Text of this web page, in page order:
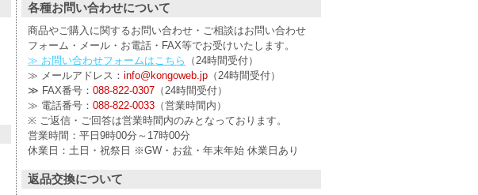
各種お問い合わせについて
商品やご購入に関するお問い合わせ・ご相談はお問い合わせ
フォーム・メール・お電話・FAX等でお受けいたします。
≫ お問い合わせフォームはこちら
（24時間受付）
≫ メールアドレス： info@kongoweb.jp （24時間受付）
≫ FAX番号： 088-822-0307 （24時間受付）
≫ 電話番号： 088-822-0033 （営業時間内）
※ ご返信・ご回答は営業時間内のみとなっております。
営業時間：平日9時00分～17時00分
休業日：土日・祝祭日 ※GW・お盆・年末年始 休業日あり
返品交換について